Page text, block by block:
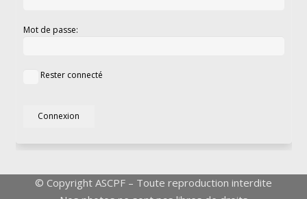
Mot de passe:
Rester connecté
Connexion
© Copyright ASCPF – Toute reproduction interdite